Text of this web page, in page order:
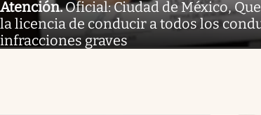
Atención.Oficial: Ciudad de México,
la licencia de conducir a todos los
infracciones graves